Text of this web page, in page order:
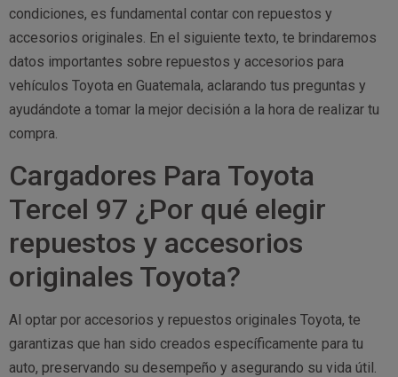
condiciones, es fundamental contar con repuestos y
accesorios originales. En el siguiente texto, te brindaremos
datos importantes sobre repuestos y accesorios para
vehículos Toyota en Guatemala, aclarando tus preguntas y
ayudándote a tomar la mejor decisión a la hora de realizar tu
compra.
Cargadores Para Toyota
Tercel 97 ¿Por qué elegir
repuestos y accesorios
originales Toyota?
Al optar por accesorios y repuestos originales Toyota, te
garantizas que han sido creados específicamente para tu
auto, preservando su desempeño y asegurando su vida útil.